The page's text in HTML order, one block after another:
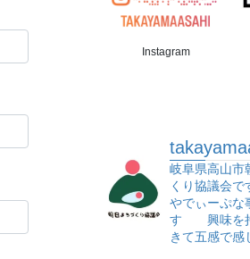
Instagram
岐阜県高山
くり協議会
やでぃーぷな
す 興味を持
きて五感で感